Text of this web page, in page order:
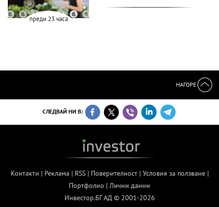
преди 23 часа
НАГОРЕ
СЛЕДВАЙ НИ В:
Контакти | Реклама | RSS| Поверителност| Условия за ползване|
Портфолио | Лични данни
Инвестор.БГ АД © 2001-2026